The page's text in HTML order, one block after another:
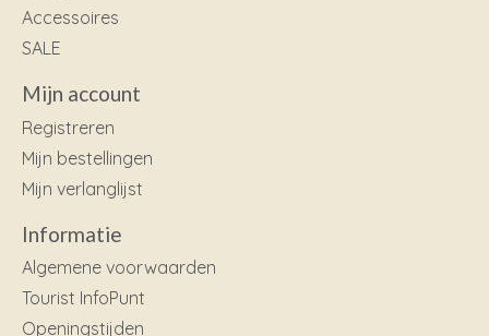
Accessoires
SALE
Mijn account
Registreren
Mijn bestellingen
Mijn verlanglijst
Informatie
Algemene voorwaarden
Tourist InfoPunt
Openingstijden